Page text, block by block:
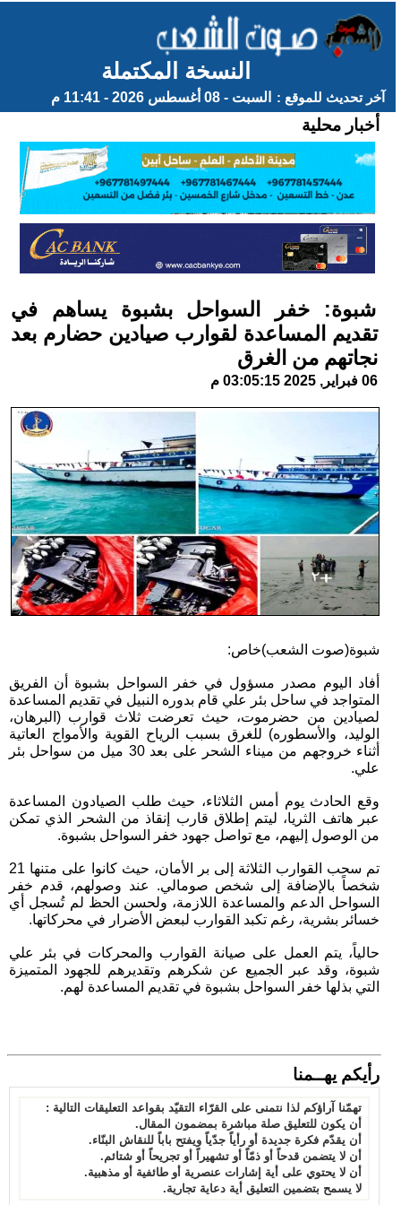
النسخة المكتملة
آخر تحديث للموقع : السبت - 08 أغسطس 2026 - 11:41 م
أخبار محلية
شبوة: خفر السواحل بشبوة يساهم في
تقديم المساعدة لقوارب صيادين حضارم بعد
نجاتهم من الغرق
06 فبراير, 2025 03:05:15 م
شبوة(صوت الشعب)خاص:
أفاد اليوم مصدر مسؤول في خفر السواحل بشبوة أن الفريق
المتواجد في ساحل بئر علي قام بدوره النبيل في تقديم المساعدة
لصيادين من حضرموت، حيث تعرضت ثلاث قوارب (البرهان،
الوليد، والأسطوره) للغرق بسبب الرياح القوية والأمواج العاتية
أثناء خروجهم من ميناء الشحر على بعد 30 ميل من سواحل بئر
علي.
وقع الحادث يوم أمس الثلاثاء، حيث طلب الصيادون المساعدة
عبر هاتف الثريا، ليتم إطلاق قارب إنقاذ من الشحر الذي تمكن
من الوصول إليهم، مع تواصل جهود خفر السواحل بشبوة.
تم سحب القوارب الثلاثة إلى بر الأمان، حيث كانوا على متنها 21
شخصاً بالإضافة إلى شخص صومالي. عند وصولهم، قدم خفر
السواحل الدعم والمساعدة اللازمة، ولحسن الحظ لم تُسجل أي
خسائر بشرية، رغم تكبد القوارب لبعض الأضرار في محركاتها.
حالياً، يتم العمل على صيانة القوارب والمحركات في بئر علي
شبوة، وقد عبر الجميع عن شكرهم وتقديرهم للجهود المتميزة
التي بذلها خفر السواحل بشبوة في تقديم المساعدة لهم.
رأيكم يهــمنا
تهمّنا آراؤكم لذا نتمنى على القرّاء التقيّد بقواعد التعليقات التالية :
أن يكون للتعليق صلة مباشرة بمضمون المقال.
أن يقدّم فكرة جديدة أو رأياً جدّياً ويفتح باباً للنقاش البنّاء.
أن لا يتضمن قدحاً أو ذمّاً أو تشهيراً أو تجريحاً أو شتائم.
أن لا يحتوي على أية إشارات عنصرية أو طائفية أو مذهبية.
لا يسمح بتضمين التعليق أية دعاية تجارية.